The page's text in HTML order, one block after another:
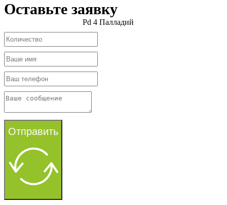
Оставьте заявку
Pd 4 Палладий
Отправить